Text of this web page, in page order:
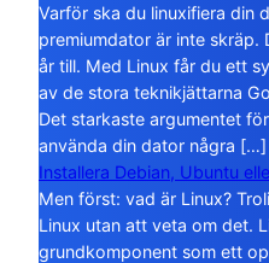
Varför ska du linuxifiera din
premiumdator är inte skräp.
år till. Med Linux får du ett
av de stora teknikjättarna
Det starkaste argumentet
använda din dator några […]
Installera Debian, Ubuntu
Men först: vad är Linux?
Linux utan att veta om det.
grundkomponent som ett